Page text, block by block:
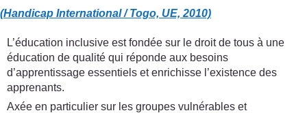
(Handicap International / Togo, UE, 2010)
L’éducation inclusive est fondée sur le droit de tous à une
éducation de qualité qui réponde aux besoins
d’apprentissage essentiels et enrichisse l’existence des
apprenants.
Axée en particulier sur les groupes vulnérables et